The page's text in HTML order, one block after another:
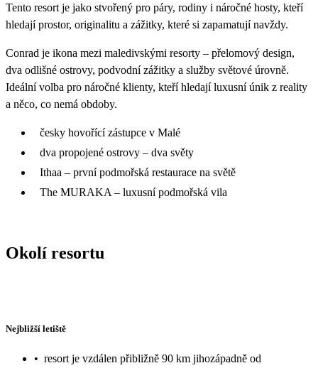
Tento resort je jako stvořený pro páry, rodiny i náročné hosty, kteří
hledají prostor, originalitu a zážitky, které si zapamatují navždy.
Conrad je ikona mezi maledivskými resorty – přelomový design,
dva odlišné ostrovy, podvodní zážitky a služby světové úrovně.
Ideální volba pro náročné klienty, kteří hledají luxusní únik z reality
a něco, co nemá obdoby.
česky hovořící zástupce v Malé
dva propojené ostrovy – dva světy
Ithaa – první podmořská restaurace na světě
The MURAKA – luxusní podmořská vila
Okolí resortu
Nejbližší letiště
• resort je vzdálen přibližně 90 km jihozápadně od